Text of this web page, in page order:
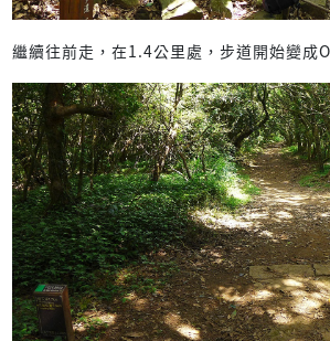
繼續往前走，在1.4公里處，步道開始變成